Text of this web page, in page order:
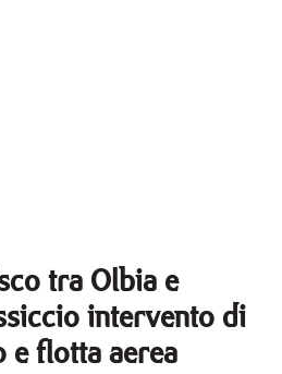
tra Olbia e
intervento di
flotta aerea